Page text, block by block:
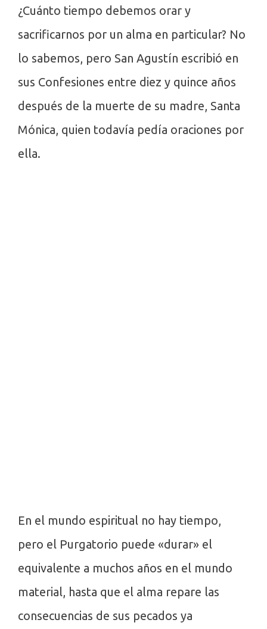
¿Cuánto tiempo debemos orar y
sacrificarnos por un alma en particular? No
lo sabemos, pero San Agustín escribió en
sus Confesiones entre diez y quince años
después de la muerte de su madre, Santa
Mónica, quien todavía pedía oraciones por
ella.
En el mundo espiritual no hay tiempo,
pero el Purgatorio puede «durar» el
equivalente a muchos años en el mundo
material, hasta que el alma repare las
consecuencias de sus pecados ya